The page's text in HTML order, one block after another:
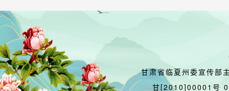
甘肃省临夏州委宣传部
甘[2010]00001号